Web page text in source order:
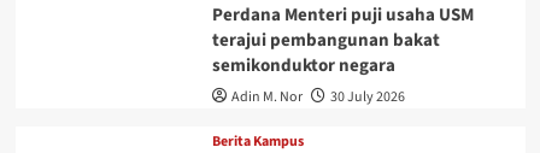
Perdana Menteri puji usaha USM
terajui pembangunan bakat
semikonduktor negara
Adin M. Nor 30 July 2026
Berita Kampus